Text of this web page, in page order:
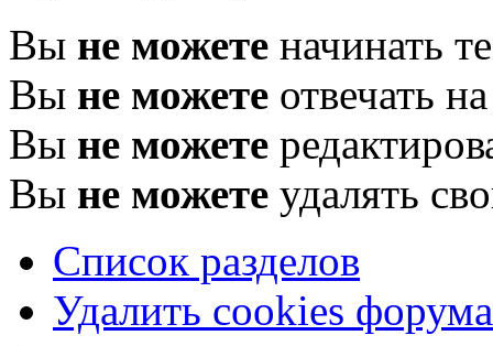
Вы не можете начинать
Вы не можете отвечать
Вы не можете
Вы не можете удалять
Список разделов
Удалить cookies форума